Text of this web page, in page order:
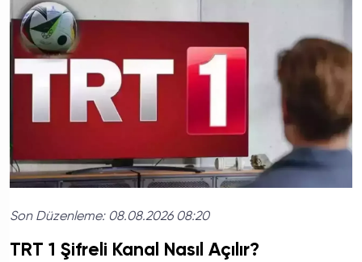
Son Düzenleme: 08.08.2026 08:20
TRT 1 Şifreli Kanal Nasıl Açılır?